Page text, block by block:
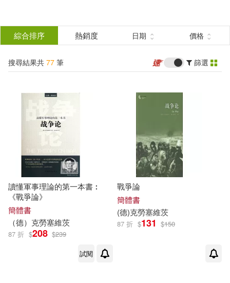
結
分類 (單選)
所有商品(77) 圖書(68)
電子書(8)
作者 (可複選)
（德）卡爾·馮·克勞塞維茨(24)
（德）克勞塞維茨(10)
克勞塞維茨(7) 展開
綜合排序 熱銷度 日期 價格
搜尋結果共 77 筆 篩選
讀懂軍事理論的第一本書︰
《戰爭論》
簡體書
（德） 克勞塞維茨
87 折 $208 $239
試閱
戰爭論
簡體書
(德)克勞塞維茨
87 折 $131 $150